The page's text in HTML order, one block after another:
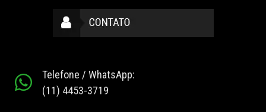
Telefone / WhatsApp:
(11) 4453-3719